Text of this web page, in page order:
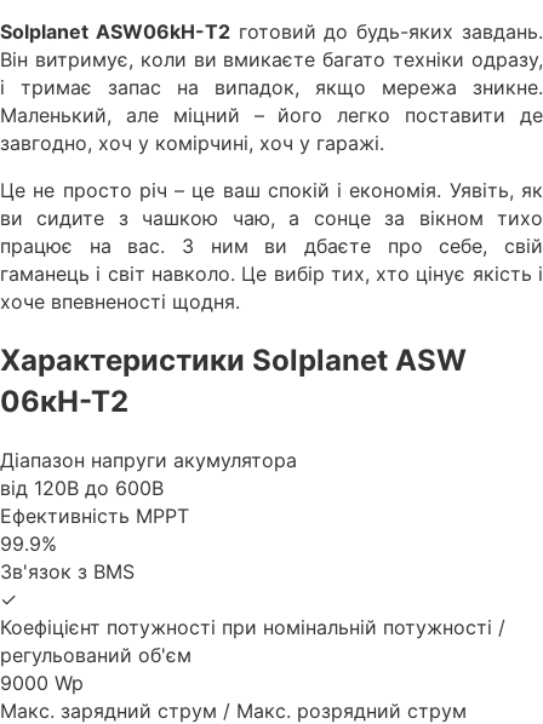
Solplanet ASW06kH-T2готовий до будь-яких завдань.
Він витримує, коли ви вмикаєте багато техніки одразу,
і тримає запас на випадок, якщо мережа зникне.
Маленький, але міцний – його легко поставити де
завгодно, хоч у комірчині, хоч у гаражі.
Це не просто річ – це ваш спокій і економія. Уявіть, як
ви сидите з чашкою чаю, а сонце за вікном тихо
працює на вас. З ним ви дбаєте про себе, свій
гаманець і світ навколо. Це вибір тих, хто цінує якість і
хоче впевненості щодня.
Характеристики Solplanet ASW
06кН-Т2
Діапазон напруги акумулятора
від 120В до 600В
Ефективність MPPT
99.9%
Зв'язок з BMS
✓
Коефіцієнт потужності при номінальній потужності /
регульований об'єм
9000 Wp
Макс. зарядний струм / Макс. розрядний струм